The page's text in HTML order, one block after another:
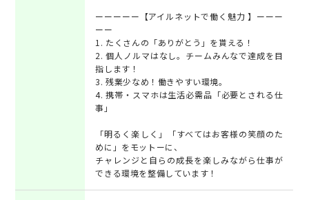
ーーーーー【アイルネットで働く魅力 】ーーー
ーー
1. たくさんの「ありがとう」を貰える！
2. 個人ノルマはなし。チームみんなで達成を目
指します！
3. 残業少なめ！働きやすい環境。
4. 携帯・スマホは生活必需品「必要とされる仕
事」
「明るく楽しく」「すべてはお客様の笑顔のた
めに」をモットーに、
チャレンジと自らの成長を楽しみながら仕事が
できる環境を整備しています！